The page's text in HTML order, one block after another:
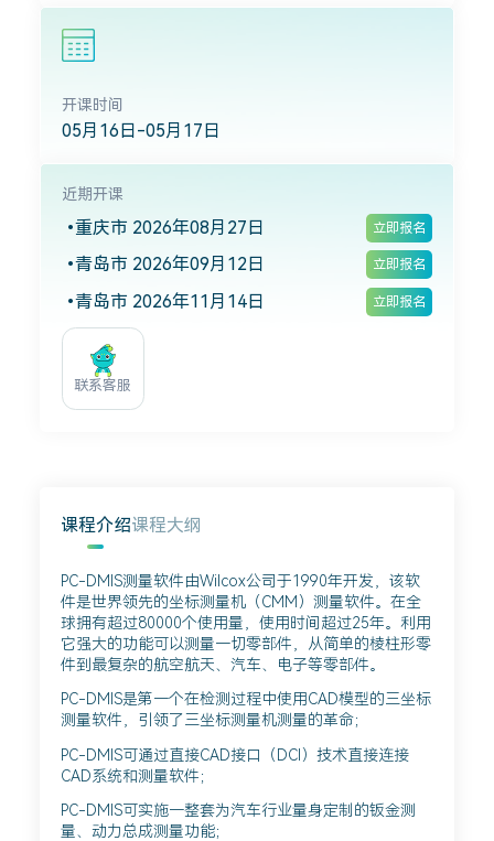
开课时间
05月16日-05月17日
近期开课
重庆市 2026年08月27日 立即报名
青岛市 2026年09月12日 立即报名
青岛市 2026年11月14日 立即报名
联系客服
课程介绍课程大纲
PC-DMIS测量软件由Wilcox公司于1990年开发，该软
件是世界领先的坐标测量机（CMM）测量软件。在全
球拥有超过80000个使用量，使用时间超过25年。利用
它强大的功能可以测量一切零部件，从简单的棱柱形零
件到最复杂的航空航天、汽车、电子等零部件。
PC-DMIS是第一个在检测过程中使用CAD模型的三坐标
测量软件，引领了三坐标测量机测量的革命；
PC-DMIS可通过直接CAD接口（DCI）技术直接连接
CAD系统和测量软件；
PC-DMIS可实施一整套为汽车行业量身定制的钣金测
量、动力总成测量功能；